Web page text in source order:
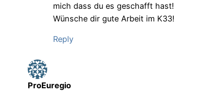
mich dass du es geschafft hast!
Wünsche dir gute Arbeit im K33!
Reply
ProEuregio